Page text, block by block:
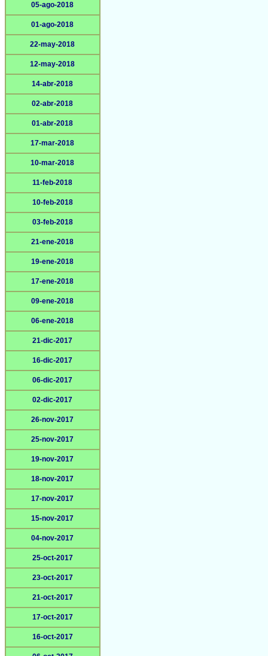
05-ago-2018
01-ago-2018
22-may-2018
12-may-2018
14-abr-2018
02-abr-2018
01-abr-2018
17-mar-2018
10-mar-2018
11-feb-2018
10-feb-2018
03-feb-2018
21-ene-2018
19-ene-2018
17-ene-2018
09-ene-2018
06-ene-2018
21-dic-2017
16-dic-2017
06-dic-2017
02-dic-2017
26-nov-2017
25-nov-2017
19-nov-2017
18-nov-2017
17-nov-2017
15-nov-2017
04-nov-2017
25-oct-2017
23-oct-2017
21-oct-2017
17-oct-2017
16-oct-2017